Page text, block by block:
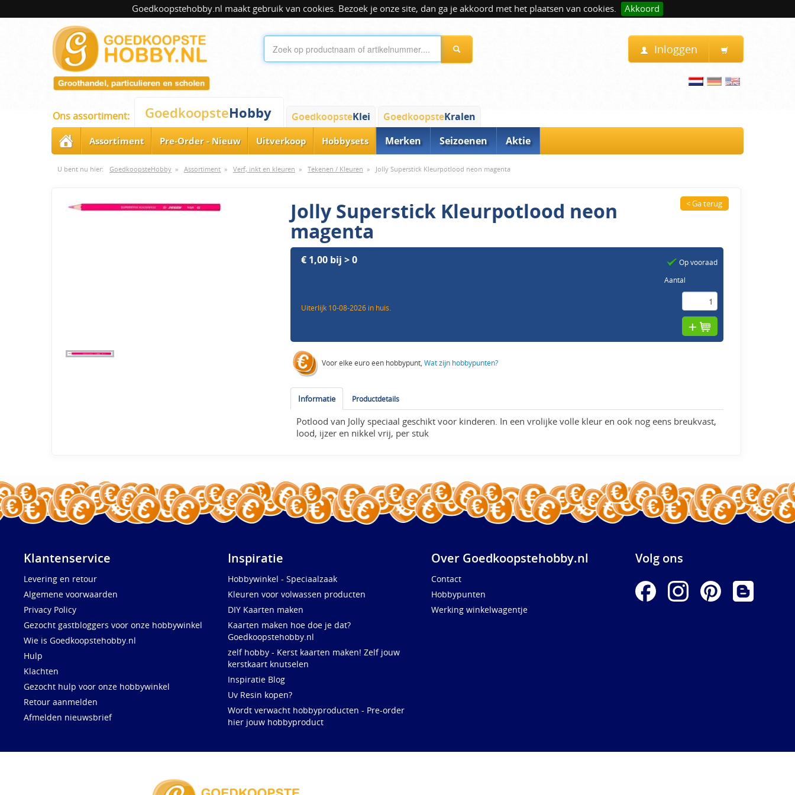
Goedkoopstehobby.nl maakt gebruik van cookies. Bezoek je onze site, dan ga je akkoord met het plaatsen van cookies. Akkoord
Inloggen
Ons assortiment: GoedkoopsteHobby GoedkoopsteKlei GoedkoopsteKralen
Assortiment Pre-Order - Nieuw Uitverkoop Hobbysets Merken Seizoenen Aktie
U bent nu hier: GoedkoopsteHobby » Assortiment » Verf, inkt en kleuren » Tekenen / Kleuren » Jolly Superstick Kleurpotlood neon magenta
Jolly Superstick Kleurpotlood neon
magenta
< Ga terug
€ 1,00 bij > 0
Uiterlijk 10-08-2026 in huis.
Op vooraad
Aantal
Voor elke euro een hobbypunt,Wat zijn hobbypunten?
Informatie Productdetails
Potlood van Jolly speciaal geschikt voor kinderen. In een vrolijke volle kleur en ook nog eens breukvast,
lood, ijzer en nikkel vrij, per stuk
Klantenservice
Levering en retour
Algemene voorwaarden
Privacy Policy
Gezocht gastbloggers voor onze hobbywinkel
Wie is Goedkoopstehobby.nl
Hulp
Klachten
Gezocht hulp voor onze hobbywinkel
Retour aanmelden
Afmelden nieuwsbrief
Inspiratie
Hobbywinkel - Speciaalzaak
Kleuren voor volwassen producten
DIY Kaarten maken
Kaarten maken hoe doe je dat?
Goedkoopstehobby.nl
zelf hobby - Kerst kaarten maken! Zelf jouw
kerstkaart knutselen
Inspiratie Blog
Uv Resin kopen?
Wordt verwacht hobbyproducten - Pre-order
hier jouw hobbyproduct
Over Goedkoopstehobby.nl
Contact
Hobbypunten
Werking winkelwagentje
Volg ons